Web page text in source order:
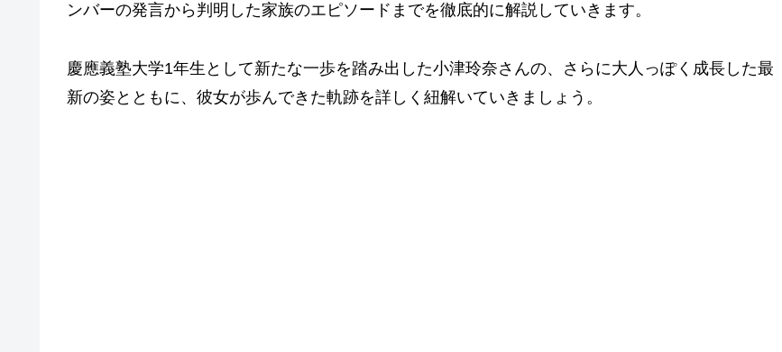
ンバーの発言から判明した家族のエピソードまでを徹底的に解説していきます。
慶應義塾大学1年生として新たな一歩を踏み出した小津玲奈さんの、さらに大人っぽく成長した最
新の姿とともに、彼女が歩んできた軌跡を詳しく紐解いていきましょう。